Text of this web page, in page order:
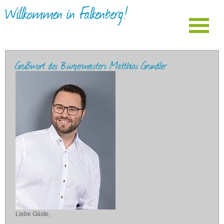
Willkommen in Falkenberg!
Grußwort des Bürgermeisters Matthias Grundler
Liebe Gäste,